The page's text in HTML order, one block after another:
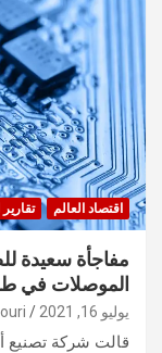
اقتصاد العالم
مفاجأة سعيدة
الموصلات في
يوليو 16, 2021